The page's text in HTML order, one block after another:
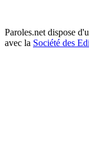
Paroles.net dispose
avec la Société des